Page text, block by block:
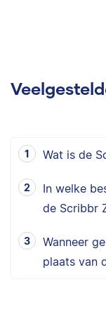
Wat is de
In welke
de Scribbr
Wanneer
plaats van